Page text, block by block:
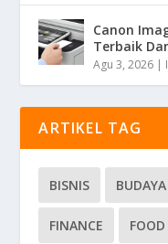
Canon
Terbaik
Agu 3, 2026 |
ARTIKEL TAG
BISNIS BUDAYA
FINANCE FOOD